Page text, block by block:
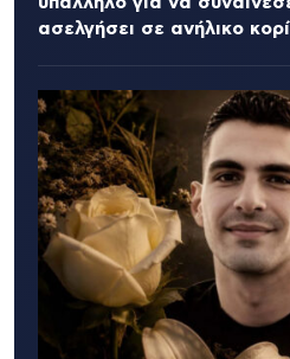
ασελγήσει σε ανήλικο